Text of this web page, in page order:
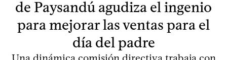
de Paysandú agudiza el ingenio
para mejorar las ventas para el
día del padre